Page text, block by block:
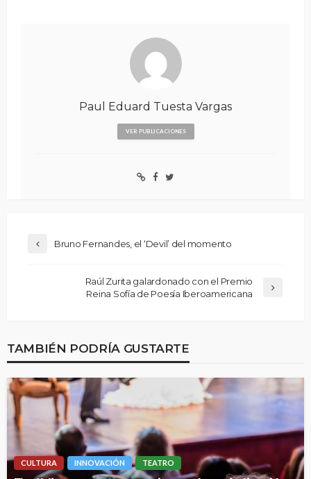
Paul Eduard Tuesta Vargas
VER PUBLICACIONES
Bruno Fernandes, el ‘Devil’ del momento
Raúl Zurita galardonado con el Premio
Reina Sofía de Poesía Iberoamericana
TAMBIÉN PODRÍA GUSTARTE
CULTURA INNOVACIÓN TEATRO